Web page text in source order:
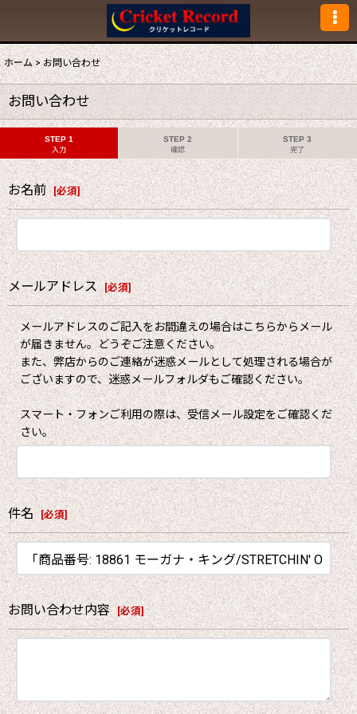
ホーム > お問い合わせ
お問い合わせ
STEP 1
入力
STEP 2
確認
STEP 3
完了
お名前 [必須]
メールアドレス [必須]
メールアドレスのご記入をお間違えの場合はこちらからメール
が届きません。どうぞご注意ください。
また、弊店からのご連絡が迷惑メールとして処理される場合が
ございますので、迷惑メールフォルダもご確認ください。
スマート・フォンご利用の際は、受信メール設定をご確認くだ
さい。
件名 [必須]
お問い合わせ内容 [必須]